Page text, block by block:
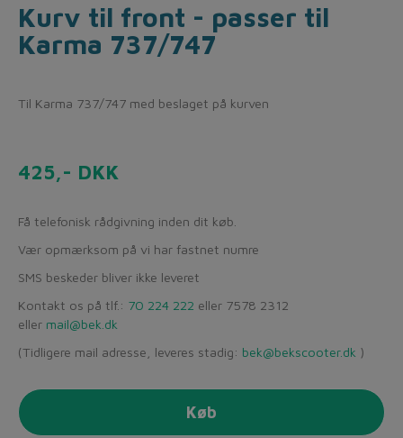
Kurv til front - passer til
Karma 737/747
Til Karma 737/747 med beslaget på kurven
425,- DKK
Få telefonisk rådgivning inden dit køb.
Vær opmærksom på vi har fastnet numre
SMS beskeder bliver ikke leveret
Kontakt os på tlf.: 70 224 222 eller 7578 2312
eller mail@bek.dk
(Tidligere mail adresse, leveres stadig: bek@bekscooter.dk )
Køb